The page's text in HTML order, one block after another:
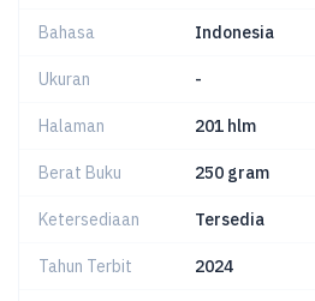
Bahasa Indonesia
Ukuran -
Halaman 201 hlm
Berat Buku 250 gram
Ketersediaan Tersedia
Tahun Terbit 2024